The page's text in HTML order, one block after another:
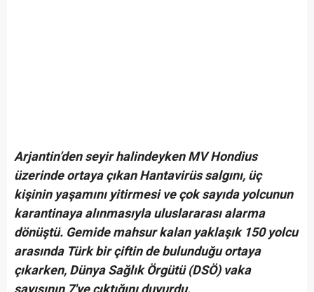
Arjantin’den seyir halindeyken MV Hondius
üzerinde ortaya çıkan Hantavirüs salgını, üç
kişinin yaşamını yitirmesi ve çok sayıda yolcunun
karantinaya alınmasıyla uluslararası alarma
dönüştü. Gemide mahsur kalan yaklaşık 150 yolcu
arasında Türk bir çiftin de bulunduğu ortaya
çıkarken, Dünya Sağlık Örgütü (DSÖ) vaka
sayısının 7'ye çıktığını duyurdu.